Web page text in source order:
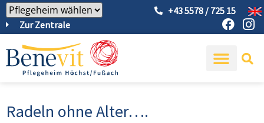
Zur Zentrale
+43 5578 / 725 15
Radeln ohne Alter….